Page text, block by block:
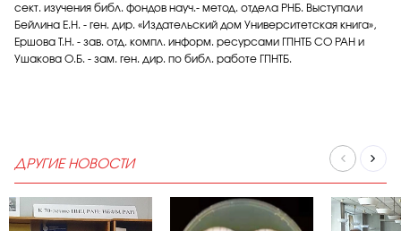
сект. изучения библ. фондов науч.- метод. отдела РНБ. Выступали
Бейлина Е.Н. - ген. дир. «Издательский дом Университетская книга»,
Ершова Т.Н. - зав. отд. компл. информ. ресурсами ГПНТБ СО РАН и
Ушакова О.Б. - зам. ген. дир. по библ. работе ГПНТБ.
ДРУГИЕ НОВОСТИ